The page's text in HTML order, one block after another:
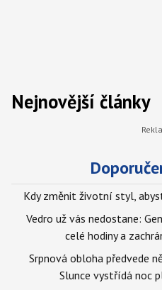
Nejnovější články
Kdy změnit životní styl,
Vedro už vás nedostane:
celé hodiny a
Srpnová obloha předvede
Slunce vystřídá noc